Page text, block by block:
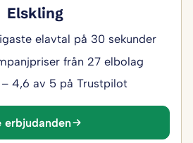
Elskling
elavtal på 30 sekunder
från 27 elbolag
4,6 av 5 på Trustpilot
erbjudanden